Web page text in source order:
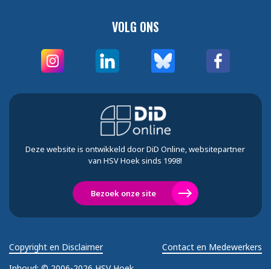
VOLG ONS
Deze website is ontwikkeld door DiD Online, websitepartner
van HSV Hoek sinds 1998!
Bezoek onze site
Copyright en Disclaimer Contact en Medewerkers